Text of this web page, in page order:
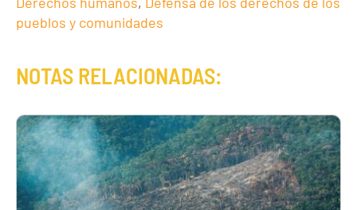
pueblos y comunidades
NOTAS RELACIONADAS: